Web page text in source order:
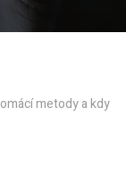
metody a kdy